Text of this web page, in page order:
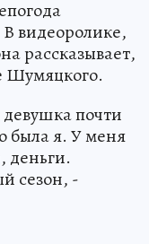
видеоролике,
рассказывает,
Шумяцкого.
почти
была я. У меня
деньги.
сезон, -